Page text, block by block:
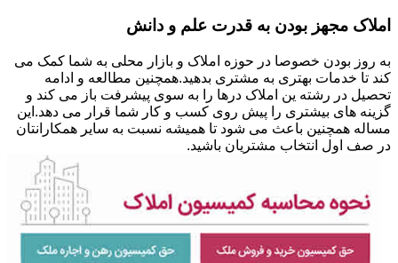
املاک مجهز بودن به قدرت علم و دانش
به روز بودن خصوصا در حوزه املاک و بازار محلی به شما کمک می
کند تا خدمات بهتری به مشتری بدهید.همچنین مطالعه و ادامه
تحصیل در رشته ین املاک درها را به سوی پیشرفت باز می کند و
گزینه های بیشتری را پیش روی کسب و کار شما قرار می دهد.این
مساله همچنین باعث می شود تا همیشه نسبت به سایر همکارانتان
در صف اول انتخاب مشتریان باشید.